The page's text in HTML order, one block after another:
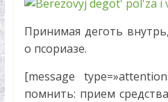
Принимая деготь
о псориазе.
[message
помнить: прием